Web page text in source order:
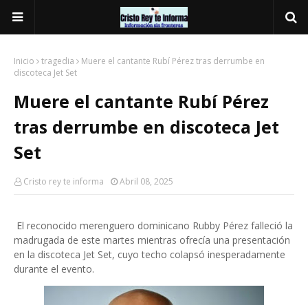
Inicio tragedia
Muere el cantante Rubí Pérez tras derrumbe en
discoteca Jet Set
Muere el cantante Rubí Pérez
tras derrumbe en discoteca Jet
Set
Cristo rey te informa Abril 08, 2025
El reconocido merenguero dominicano Rubby Pérez falleció la
madrugada de este martes mientras ofrecía una presentación
en la discoteca Jet Set, cuyo techo colapsó inesperadamente
durante el evento.